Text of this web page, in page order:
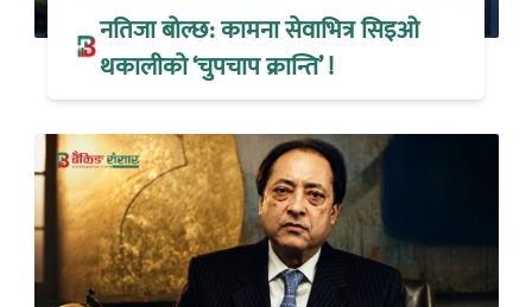
नतिजा बोल्छ: कामना सेवाभित्र सिइओ
थकालीको ‘चुपचाप क्रान्ति’ !